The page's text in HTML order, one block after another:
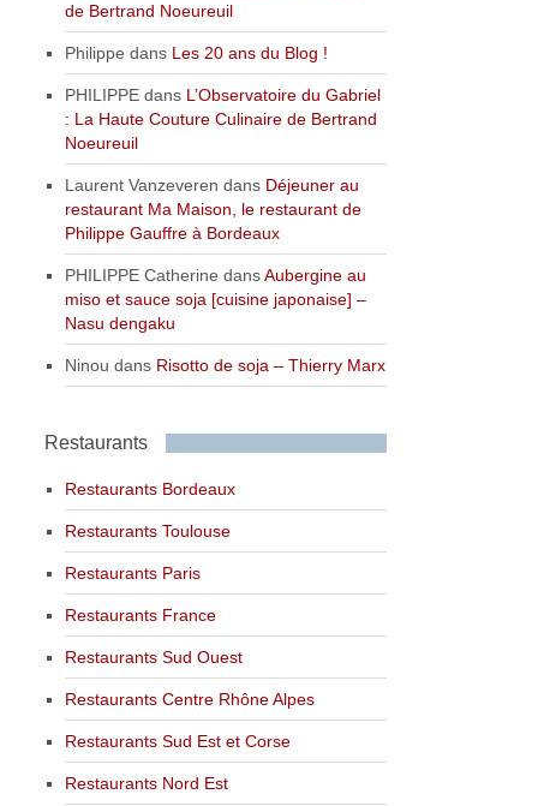
de Bertrand Noeureuil
Philippe dans Les 20 ans du Blog !
PHILIPPE dans L’Observatoire du Gabriel
: La Haute Couture Culinaire de Bertrand
Noeureuil
Laurent Vanzeveren dans Déjeuner au
restaurant Ma Maison, le restaurant de
Philippe Gauffre à Bordeaux
PHILIPPE Catherine dansAubergine au
miso et sauce soja [cuisine japonaise] –
Nasu dengaku
Ninou dans Risotto de soja – Thierry Marx
Restaurants
Restaurants Bordeaux
Restaurants Toulouse
Restaurants Paris
Restaurants France
Restaurants Sud Ouest
Restaurants Centre Rhône Alpes
Restaurants Sud Est et Corse
Restaurants Nord Est